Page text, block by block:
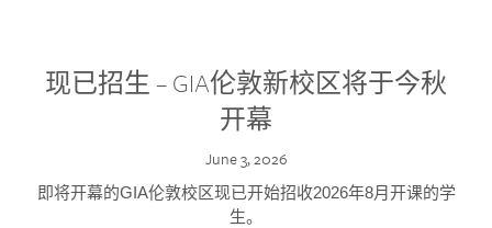
现已招生 – GIA伦敦新校区将于今秋
开幕
June 3, 2026
即将开幕的GIA伦敦校区现已开始招收2026年8月开课的学
生。